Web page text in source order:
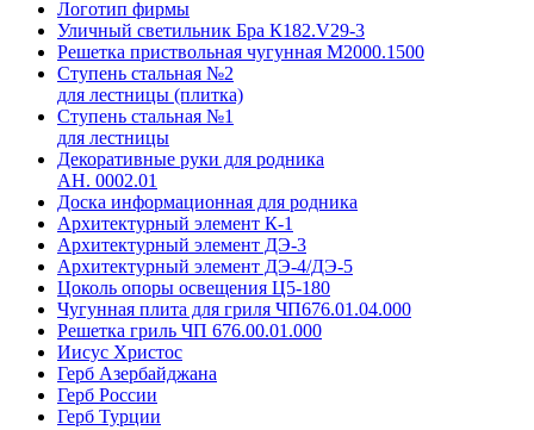
Логотип фирмы
Уличный светильник Бра К182.V29-3
Решетка приствольная чугунная М2000.1500
Ступень стальная №2
для лестницы (плитка)
Ступень стальная №1
для лестницы
Декоративные руки для родника
АН. 0002.01
Доска информационная для родника
Архитектурный элемент К-1
Архитектурный элемент ДЭ-3
Архитектурный элемент ДЭ-4/ДЭ-5
Цоколь опоры освещения Ц5-180
Чугунная плита для гриля ЧП676.01.04.000
Решетка гриль ЧП 676.00.01.000
Иисус Христос
Герб Азербайджана
Герб России
Герб Турции